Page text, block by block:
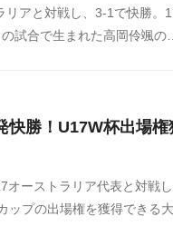
アと対戦し、3-1で快勝。
試合で生まれた高岡伶颯のス
快勝！U17W杯出場権
ーストラリア代表と対戦し
プの出場権を獲得できる大